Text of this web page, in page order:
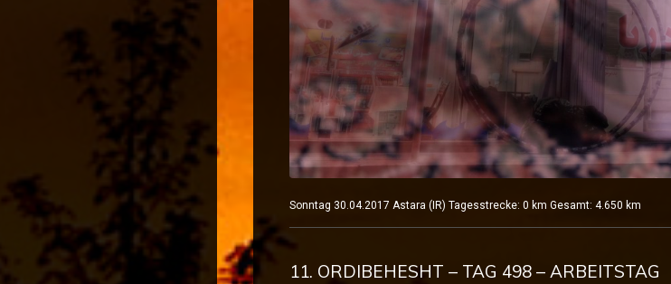
Sonntag 30.04.2017 Astara (IR) Tagesstrecke: 0 km Gesamt: 4.650 km
11. ORDIBEHESHT – TAG 498 – ARBEITSTAG